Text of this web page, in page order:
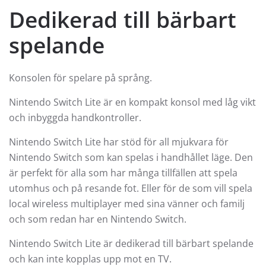
Dedikerad till bärbart
spelande
Konsolen för spelare på språng.
Nintendo Switch Lite är en kompakt konsol med låg vikt
och inbyggda handkontroller.
Nintendo Switch Lite har stöd för all mjukvara för
Nintendo Switch som kan spelas i handhållet läge. Den
är perfekt för alla som har många tillfällen att spela
utomhus och på resande fot. Eller för de som vill spela
local wireless multiplayer med sina vänner och familj
och som redan har en Nintendo Switch.
Nintendo Switch Lite är dedikerad till bärbart spelande
och kan inte kopplas upp mot en TV.